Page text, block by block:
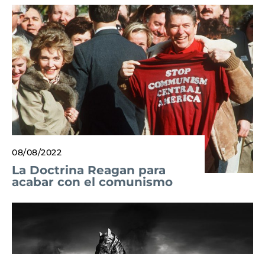
08/08/2022
La Doctrina Reagan para
acabar con el comunismo